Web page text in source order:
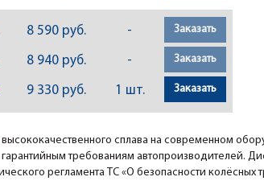
8 590 руб. - Заказать
8 940 руб. - Заказать
9 330 руб. 1 шт. Заказать
высококачественного сплава на современном
требованиям автопроизводителей.
регламента ТС «О безопасности колёсных